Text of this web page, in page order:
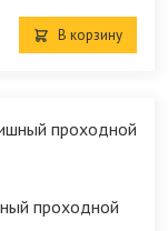
В корзину
проходной